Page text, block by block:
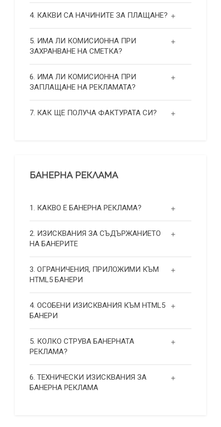
4. КАКВИ СА НАЧИНИТЕ ЗА ПЛАЩАНЕ?
5. ИМА ЛИ КОМИСИОННА ПРИ
ЗАХРАНВАНЕ НА СМЕТКА?
6. ИМА ЛИ КОМИСИОННА ПРИ
ЗАПЛАЩАНЕ НА РЕКЛАМАТА?
7. КАК ЩЕ ПОЛУЧА ФАКТУРАТА СИ?
БАНЕРНА РЕКЛАМА
1. КАКВО Е БАНЕРНА РЕКЛАМА?
2. ИЗИСКВАНИЯ ЗА СЪДЪРЖАНИЕТО
НА БАНЕРИТЕ
3. ОГРАНИЧЕНИЯ, ПРИЛОЖИМИ КЪМ
HTML5 БАНЕРИ
4. ОСОБЕНИ ИЗИСКВАНИЯ КЪМ HTML5
БАНЕРИ
5. КОЛКО СТРУВА БАНЕРНАТА
РЕКЛАМА?
6. ТЕХНИЧЕСКИ ИЗИСКВАНИЯ ЗА
БАНЕРНА РЕКЛАМА